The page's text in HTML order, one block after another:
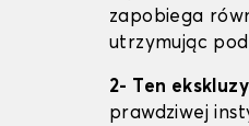
zapobiega
utrzymując
2- Ten
prawdziwej